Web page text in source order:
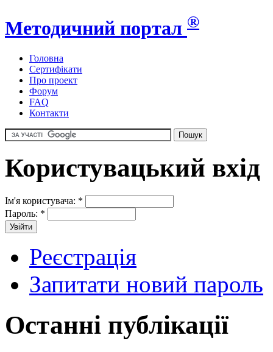
Методичний портал ®
Головна
Сертифікати
Про проект
Форум
FAQ
Контакти
Користувацький вхід
Ім'я користувача: *
Пароль: *
Реєстрація
Запитати новий пароль
Останні публікації